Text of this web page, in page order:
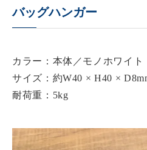
バッグハンガー
カラー：本体／モノホワイ
サイズ：約W40 × H40 ×
耐荷重：5kg